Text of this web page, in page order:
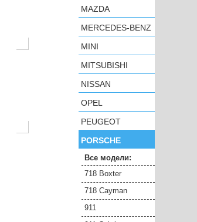
MAZDA
MERCEDES-BENZ
MINI
MITSUBISHI
NISSAN
OPEL
PEUGEOT
PORSCHE
Все модели:
718 Boxter
718 Cayman
911